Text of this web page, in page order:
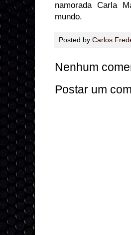
namorada Carla
mundo. ⁠
Posted by Carlos
Nenhum
Postar um